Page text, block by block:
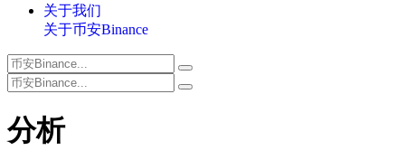
关于我们
关于币安Binance
分析